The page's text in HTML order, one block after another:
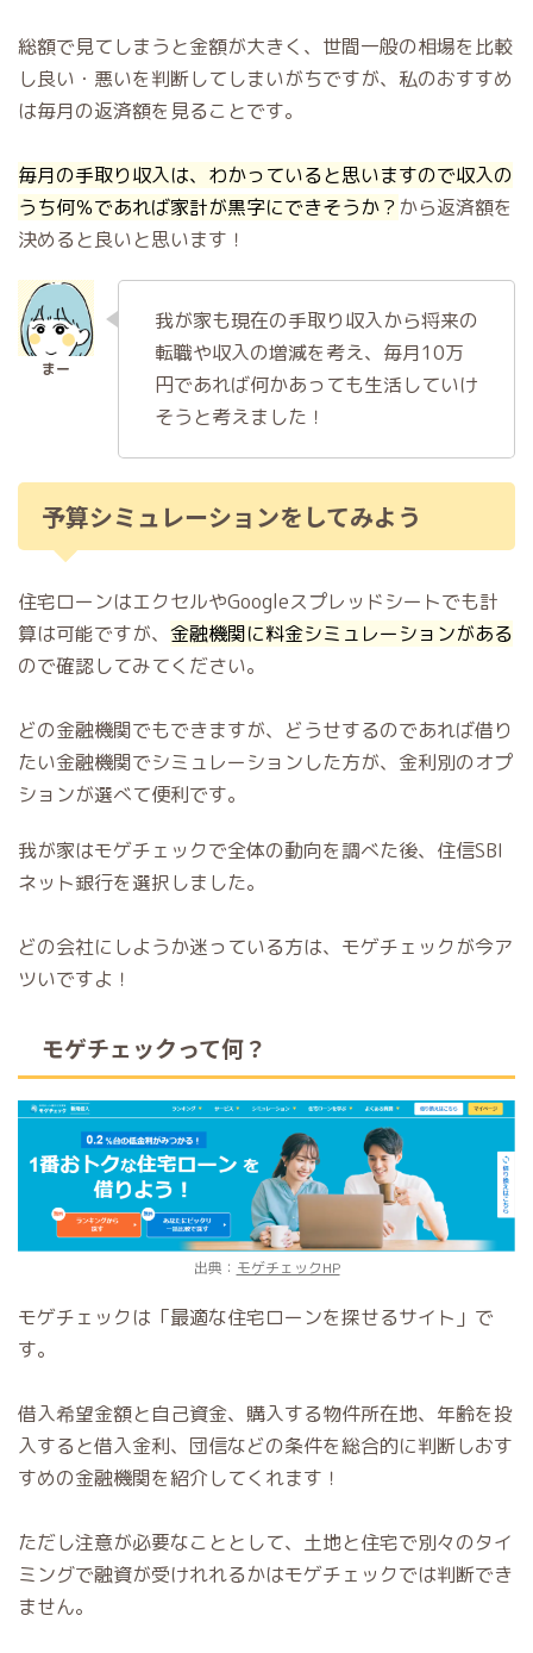
総額で見てしまうと金額が大きく、世間一般の相場を比較
し良い・悪いを判断してしまいがちですが、私のおすすめ
は毎月の返済額を見ることです。
毎月の手取り収入は、わかっていると思いますので収入の
うち何％であれば家計が黒字にできそうか？ から返済額を
決めると良いと思います！
我が家も現在の手取り収入から将来の
転職や収入の増減を考え、毎月10万
円であれば何かあっても生活していけ
そうと考えました！
予算シミュレーションをしてみよう
住宅ローンはエクセルやGoogleスプレッドシートでも計
算は可能ですが、 金融機関に料金シミュレーションがある
ので確認してみてください。
どの金融機関でもできますが、どうせするのであれば借り
たい金融機関でシミュレーションした方が、金利別のオプ
ションが選べて便利です。
我が家はモゲチェックで全体の動向を調べた後、住信SBI
ネット銀行を選択しました。
どの会社にしようか迷っている方は、モゲチェックが今ア
ツいですよ！
モゲチェックって何？
出典： モゲチェックHP
モゲチェックは「最適な住宅ローンを探せるサイト」で
す。
借入希望金額と自己資金、購入する物件所在地、年齢を投
入すると借入金利、団信などの条件を総合的に判断しおす
すめの金融機関を紹介してくれます！
ただし注意が必要なこととして、土地と住宅で別々のタイ
ミングで融資が受けれれるかはモゲチェックでは判断でき
ません。